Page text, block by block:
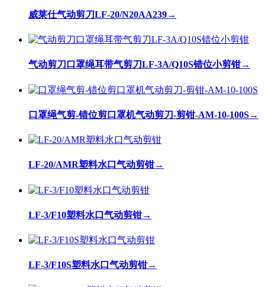
威莱仕气动剪刀LF-20/N20AA239→
气动剪刀口罩绳耳带气剪刀LF-3A/Q10S错位小剪钳→
口罩绳气剪-错位剪口罩机气动剪刀-剪钳-AM-10-100S→
LF-20/AMR塑料水口气动剪钳→
LF-3/F10塑料水口气动剪钳→
LF-3/F10S塑料水口气动剪钳→